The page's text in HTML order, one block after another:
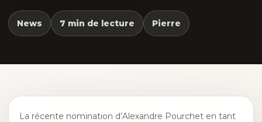
News 7 min de lecture Pierre
La récente nomination d’Alexandre Pourchet en tant